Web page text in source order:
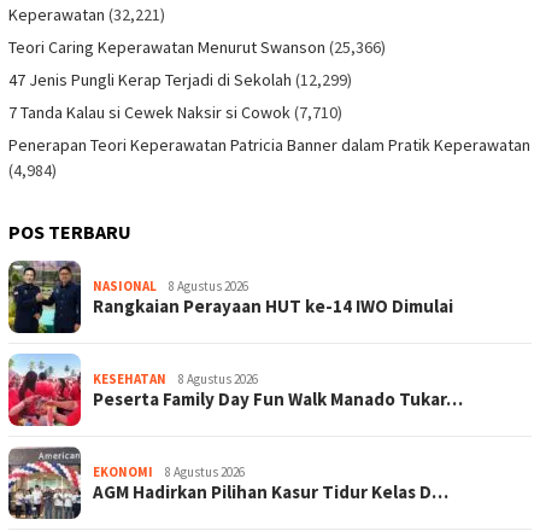
Keperawatan (32,221)
Teori Caring Keperawatan Menurut Swanson (25,366)
47 Jenis Pungli Kerap Terjadi di Sekolah (12,299)
7 Tanda Kalau si Cewek Naksir si Cowok(7,710)
Penerapan Teori Keperawatan Patricia Banner dalam Pratik Keperawatan
(4,984)
POS TERBARU
NASIONAL 8 Agustus 2026
Rangkaian Perayaan HUT ke-14 IWO Dimulai
KESEHATAN 8 Agustus 2026
Peserta Family Day Fun Walk Manado Tukar…
EKONOMI 8 Agustus 2026
AGM Hadirkan Pilihan Kasur Tidur Kelas D…